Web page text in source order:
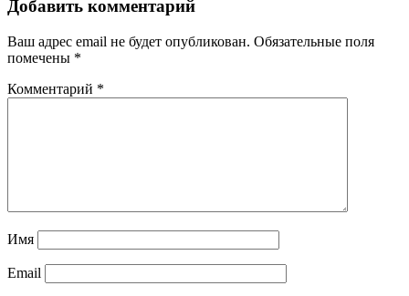
Добавить комментарий
Ваш адрес email не будет опубликован. Обязательные поля
помечены *
Комментарий *
Имя
Email